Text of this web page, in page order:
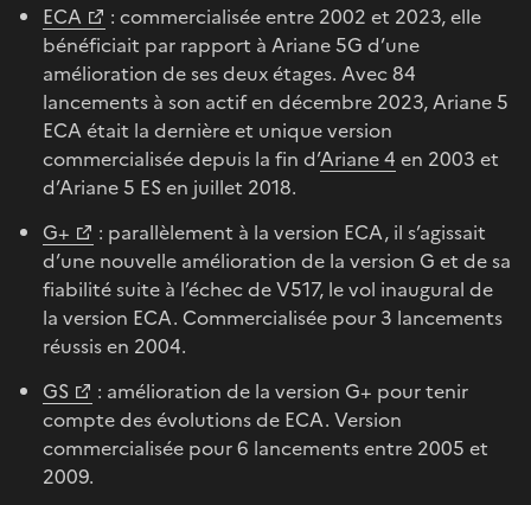
ECA
: commercialisée entre 2002 et 2023, elle
bénéficiait par rapport à Ariane 5G d’une
amélioration de ses deux étages. Avec 84
lancements à son actif en décembre 2023, Ariane 5
ECA était la dernière et unique version
commercialisée depuis la fin d’Ariane 4 en 2003 et
d’Ariane 5 ES en juillet 2018.
G+
: parallèlement à la version ECA, il s’agissait
d’une nouvelle amélioration de la version G et de sa
fiabilité suite à l’échec de V517, le vol inaugural de
la version ECA. Commercialisée pour 3 lancements
réussis en 2004.
GS
: amélioration de la version G+ pour tenir
compte des évolutions de ECA. Version
commercialisée pour 6 lancements entre 2005 et
2009.